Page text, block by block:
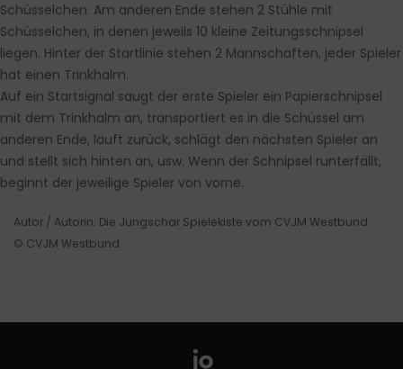
Schüsselchen. Am anderen Ende stehen 2 Stühle mit
Schüsselchen, in denen jeweils 10 kleine Zeitungsschnipsel
liegen. Hinter der Startlinie stehen 2 Mannschaften, jeder Spieler
hat einen Trinkhalm.
Auf ein Startsignal saugt der erste Spieler ein Papierschnipsel
mit dem Trinkhalm an, transportiert es in die Schüssel am
anderen Ende, läuft zurück, schlägt den nächsten Spieler an
und stellt sich hinten an, usw. Wenn der Schnipsel runterfällt,
beginnt der jeweilige Spieler von vorne.
Autor / Autorin: Die Jungschar Spielekiste vom CVJM Westbund
© CVJM Westbund